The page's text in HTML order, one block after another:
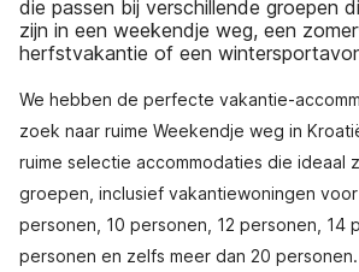
die passen bij verschillende groepen
zijn in een weekendje weg, een
herfstvakantie of een
We hebben de perfecte vakantie-
zoek naar ruime Weekendje weg in
ruime selectie accommodaties die ideaal
groepen, inclusief vakantiewoningen
personen, 10 personen, 12 personen, 14
personen en zelfs meer dan 20